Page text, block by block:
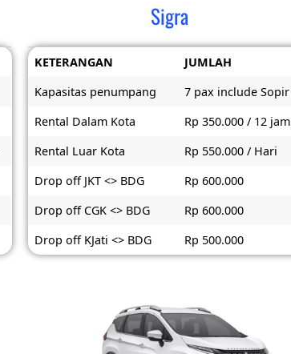
Sigra
KETERANGAN
JUMLAH
Kapasitas penumpang
7 pax include Sopir
Rental Dalam Kota
Rp 350.000 / 12 jam
Rental Luar Kota
Rp 550.000 / Hari
Drop off JKT <> BDG
Rp 600.000
Drop off CGK <> BDG
Rp 600.000
Drop off KJati <> BDG
Rp 500.000